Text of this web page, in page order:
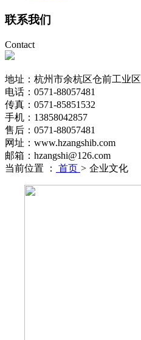
联系我们
Contact
地址：杭州市余杭区仓前工业
电话：0571-88057481
传真：0571-85851532
手机：13858042857
售后：0571-88057481
网址：www.hzangshib.com
邮箱：hzangshi@126.com
当前位置 ：
首页 > 企业文化